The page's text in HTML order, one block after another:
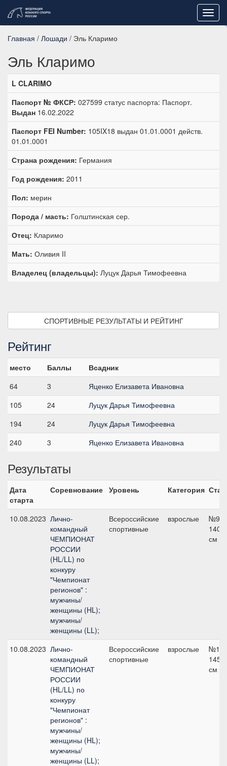
Главная / Лошади / Эль Кларимо
Эль Кларимо
L CLARIMO
Паспорт № ФКСР: 027599 статус паспорта: Паспорт.
Выдан 16.02.2022
Паспорт FEI Number: 105IX18 выдан 01.01.0001 действ.
01.01.0001
Страна рождения: Германия
Год рождения: 2011
Пол: мерин
Порода / масть: Голштинская сер.
Отец: Кларимо
Мать: Оливия II
Владелец (владельцы): Луцук Дарья Тимофеевна
СПОРТИВНЫЕ РЕЗУЛЬТАТЫ И РЕЙТИНГ
Рейтинг
место Баллы
Всадник
64
3
Яценко Елизавета Ивановна
105
24
Луцук Дарья Тимофеевна
194
24
Луцук Дарья Тимофеевна
240
3 Яценко Елизавета Ивановна
Результаты
Дата
старта
Соревнование Уровень Категория
10.08.2023 Лично-
командный
ЧЕМПИОНАТ
РОССИИ
(HL/LL) по
конкуру
"Чемпионат
регионов" :
мужчины/
женщины (HL);
мужчины/
женщины (LL);
Всероссийские
спортивные
взрослые
№9,
140
см
10.08.2023 Лично-
командный
ЧЕМПИОНАТ
РОССИИ
(HL/LL) по
конкуру
"Чемпионат
регионов" :
мужчины/
женщины (HL);
мужчины/
женщины (LL);
Всероссийские
спортивные
взрослые
№14,
145
см